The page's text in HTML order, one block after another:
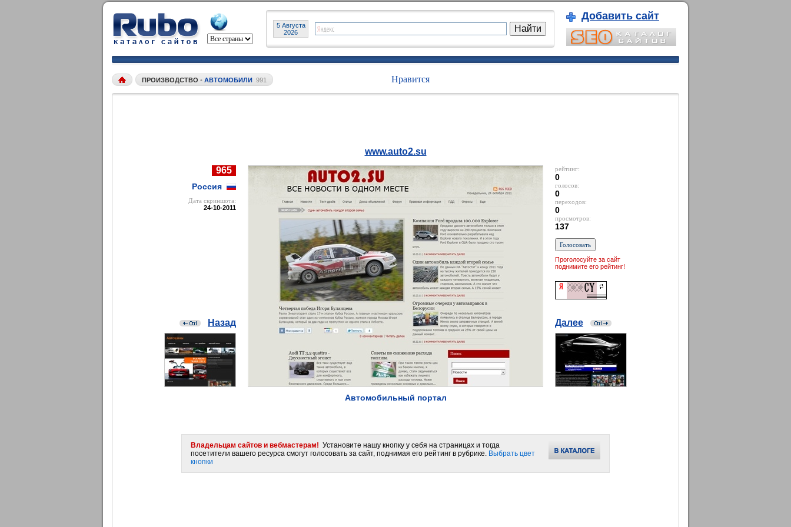
5 Августа
2026
Добавить сайт
ПРОИЗВОДСТВО • АВТОМОБИЛИ 991 Нравится
965
Россия
Дата cкриншота:
24-10-2011
Назад
www.auto2.su
Автомобильный портал
рейтинг:
0
голосов:
0
переходов:
0
просмотров:
137
Проголосуйте за сайт
поднимите его рейтинг!
Далее
Владельцам сайтов и вебмастерам! Установите нашу кнопку у себя на страницах и тогда
посетители вашего ресурса смогут голосовать за сайт, поднимая его рейтинг в рубрике. Выбрать цвет
кнопки